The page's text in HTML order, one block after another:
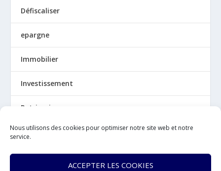
Nous utilisons des cookies pour optimiser notre site web et notre
service.
ACCEPTER LES COOKIES
Défiscaliser
epargne
Immobilier
Investissement
Patrimoine
Politique de cookies (UE)
Qui suis-je ?